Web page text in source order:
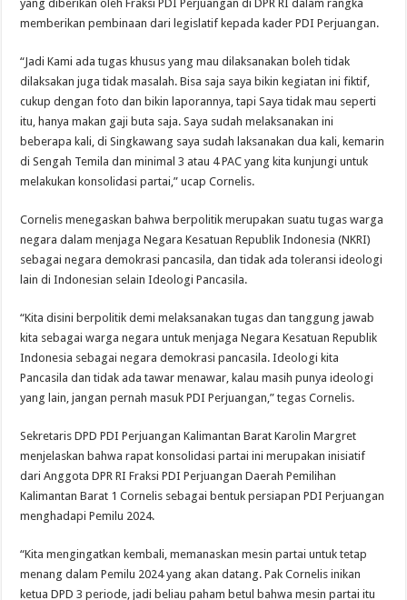
yang diberikan oleh Fraksi PDI Perjuangan di DPR RI dalam rangka
memberikan pembinaan dari legislatif kepada kader PDI Perjuangan.
“Jadi Kami ada tugas khusus yang mau dilaksanakan boleh tidak
dilaksakan juga tidak masalah. Bisa saja saya bikin kegiatan ini fiktif,
cukup dengan foto dan bikin laporannya, tapi Saya tidak mau seperti
itu, hanya makan gaji buta saja. Saya sudah melaksanakan ini
beberapa kali, di Singkawang saya sudah laksanakan dua kali, kemarin
di Sengah Temila dan minimal 3 atau 4 PAC yang kita kunjungi untuk
melakukan konsolidasi partai,” ucap Cornelis.
Cornelis menegaskan bahwa berpolitik merupakan suatu tugas warga
negara dalam menjaga Negara Kesatuan Republik Indonesia (NKRI)
sebagai negara demokrasi pancasila, dan tidak ada toleransi ideologi
lain di Indonesian selain Ideologi Pancasila.
“Kita disini berpolitik demi melaksanakan tugas dan tanggung jawab
kita sebagai warga negara untuk menjaga Negara Kesatuan Republik
Indonesia sebagai negara demokrasi pancasila. Ideologi kita
Pancasila dan tidak ada tawar menawar, kalau masih punya ideologi
yang lain, jangan pernah masuk PDI Perjuangan,” tegas Cornelis.
Sekretaris DPD PDI Perjuangan Kalimantan Barat Karolin Margret
menjelaskan bahwa rapat konsolidasi partai ini merupakan inisiatif
dari Anggota DPR RI Fraksi PDI Perjuangan Daerah Pemilihan
Kalimantan Barat 1 Cornelis sebagai bentuk persiapan PDI Perjuangan
menghadapi Pemilu 2024.
“Kita mengingatkan kembali, memanaskan mesin partai untuk tetap
menang dalam Pemilu 2024 yang akan datang. Pak Cornelis inikan
ketua DPD 3 periode, jadi beliau paham betul bahwa mesin partai itu